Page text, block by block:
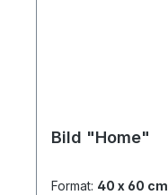
Bild "Home"
Format: 40 x 60 cm